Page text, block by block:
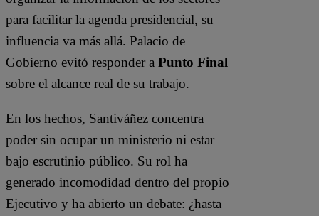
para facilitar la agenda presidencial, su
influencia va más allá. Palacio de
Gobierno evitó responder a Punto Final
sobre el alcance real de su trabajo.
En los hechos, Santiváñez concentra
poder sin ocupar un ministerio ni estar
bajo escrutinio público. Su rol ha
generado incomodidad dentro del propio
Ejecutivo y ha abierto un debate: ¿hasta